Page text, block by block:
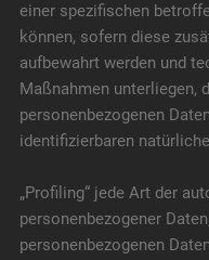
einer spezifischen
können, sofern diese
aufbewahrt werden und
Maßnahmen unterliegen,
personenbezogenen
identifizierbaren
„Profiling“ jede Art der
personenbezogener
personenbezogenen